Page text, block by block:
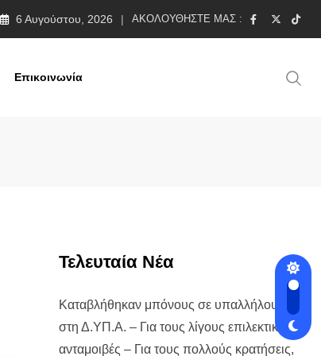
η αλήθεια-
6 Αυγούστου, 2026 ΑΚΟΛΟΥΘΉΣΤΕ ΜΑΣ :
Επικοινωνία
Τελευταία Νέα
Καταβλήθηκαν μπόνους σε υπαλλήλους
στη Δ.ΥΠ.Α. – Για τους λίγους επιλεκτικές
ανταμοιβές – Για τους πολλούς κρατήσεις,